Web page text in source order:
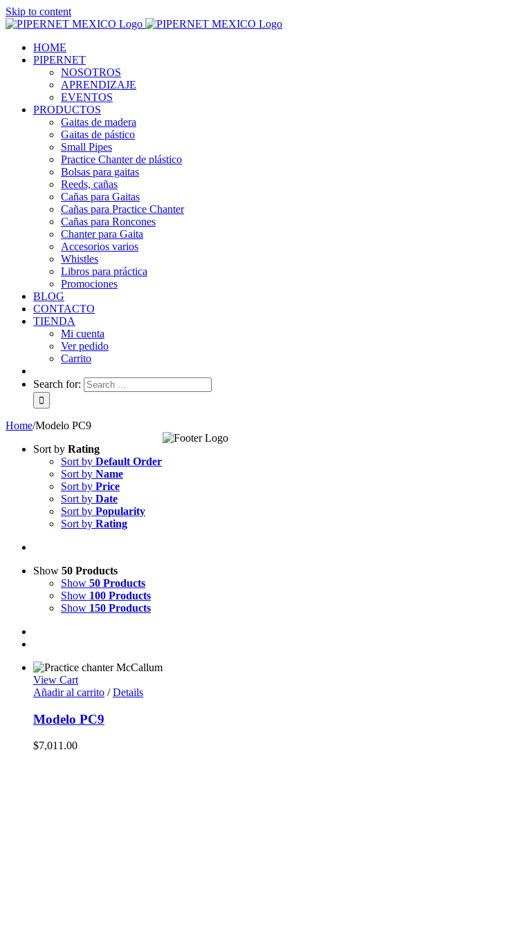
Skip to content
HOME
PIPERNET
NOSOTROS
APRENDIZAJE
EVENTOS
PRODUCTOS
Gaitas de madera
Gaitas de pástico
Small Pipes
Practice Chanter de plástico
Bolsas para gaitas
Reeds, cañas
Cañas para Gaitas
Cañas para Practice Chanter
Cañas para Roncones
Chanter para Gaita
Accesorios varios
Whistles
Libros para práctica
Promociones
BLOG
CONTACTO
TIENDA
Mi cuenta
Ver pedido
Carrito
Search for:
Home/Modelo PC9
Sort by Rating
Sort by Default Order
Sort by Name
Sort by Price
Sort by Date
Sort by Popularity
Sort by Rating
Show 50 Products
Show 50 Products
Show 100 Products
Show 150 Products
View Cart
Añadir al carrito / Details
Modelo PC9
$7,011.00